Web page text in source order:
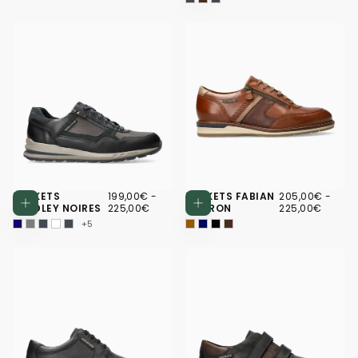
Choisissez des options
BASKETS
BRADLEY NOIRES
199,00€
PRIX
MINIMUM
199,00€ -
MAXIMUM
225,00€
+5
Choisissez
BASKETS FABIAN
MARRON
205,00€
PRIX
MINIMUM
205,00€ -
225,00€